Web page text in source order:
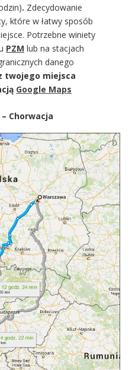
. Zdecydowanie
które w łatwy sposób
Potrzebne winiety
PZM lub na stacjach
danego
twojego miejsca
Google Maps
Chorwacja